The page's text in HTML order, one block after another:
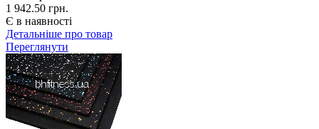
1 942.50 грн.
Є в наявності
Детальніше про товар
Переглянути